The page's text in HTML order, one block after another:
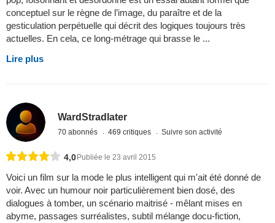
conceptuel sur le règne de l’image, du paraître et de la
gesticulation perpétuelle qui décrit des logiques toujours très
actuelles. En cela, ce long-métrage qui brasse le ...
Lire plus
WardStradlater
70 abonnés 469 critiques Suivre son activité
4,0 Publiée le 23 avril 2015
Voici un film sur la mode le plus intelligent qui m'ait été donné de
voir. Avec un humour noir particulièrement bien dosé, des
dialogues à tomber, un scénario maitrisé - mêlant mises en
abyme, passages surréalistes, subtil mélange docu-fiction,